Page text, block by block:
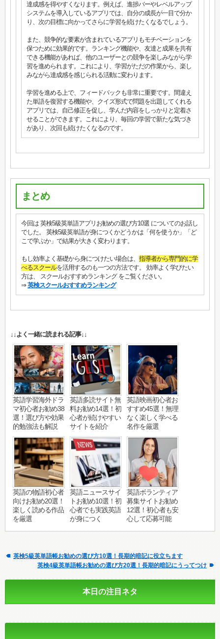
達成感を得やすくなります。例えば、進捗バーやレベルアップ
システムを導入しているアプリでは、自分の成長が一目で分か
り、次の目標に向かってさらに学習を続けたくなるでしょう。
また、競争的な要素が含まれているアプリもモチベーションを
保つために効果的です。ランキング機能や、友達と成果を共有
できる機能があれば、他のユーザーとの競争を楽しみながら学
習を進められます。これにより、学習がただの作業から、楽し
みながら達成感を感じられる活動に変わります。
学習を進める上で、フィードバックも非常に重要です。間違え
た単語を復習する機能や、クイズ形式で問題を出題してくれる
アプリでは、自己修正を促し、学んだ内容をしっかりと定着さ
せることができます。これにより、毎回の学習で新たな気づき
があり、次回も続けたくなるのです。
まとめ
今回は 英検5級英単語アプリお勧めの選び方10選 についてのお話し
でした。 英検5級英単語が身につくかどうかは「何を使うか」「ど
こで学ぶか」で結果が大きく変わります。
もし効率よく基礎から身につけたい場合は、 指導者から専門的に学
べるスクールを活用するのも一つの方法です。 効率よく学びたい
方は、 スクールおすすめランキング をご覧ください。
⇒英検スクールおすすめランキング
↓↓よく一緒に読まれる記事↓↓
英語学習海外ドラ
マ初心者お勧め38
選！選び方や効果
的勉強法も解説
英語多読サイト無
料お勧め14選！初
心者が続けやすい
サイトを紹介
英語映画初心者お
すすめ45選！無理
なく楽しく学べる
名作を厳選
英語の物語初心者
向けお勧め20選！
楽しく読める作品
を厳選
英語ニュースサイ
トお勧め10選！初
心者でも実践英語
が身につく
英語ボランティア
募集サイトお勧め
12選！初心者も安
心して応募可能
英検5級英単語帳お勧めの選び方10選！長期的暗記に役立ちます
英検4級英単語帳お勧めの選び方20選！長期的暗記にうってつけ
本日の注目ネタ